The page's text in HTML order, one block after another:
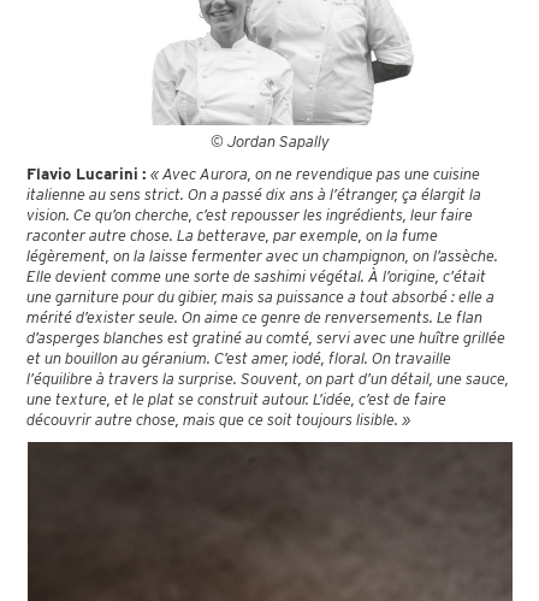
© Jordan Sapally
Flavio Lucarini : « Avec Aurora, on ne revendique pas une cuisine
italienne au sens strict. On a passé dix ans à l’étranger, ça élargit la
vision. Ce qu’on cherche, c’est repousser les ingrédients, leur faire
raconter autre chose. La betterave, par exemple, on la fume
légèrement, on la laisse fermenter avec un champignon, on l’assèche.
Elle devient comme une sorte de sashimi végétal. À l’origine, c’était
une garniture pour du gibier, mais sa puissance a tout absorbé : elle a
mérité d’exister seule. On aime ce genre de renversements. Le flan
d’asperges blanches est gratiné au comté, servi avec une huître grillée
et un bouillon au géranium. C’est amer, iodé, floral. On travaille
l’équilibre à travers la surprise. Souvent, on part d’un détail, une sauce,
une texture, et le plat se construit autour. L’idée, c’est de faire
découvrir autre chose, mais que ce soit toujours lisible. »